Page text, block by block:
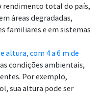
rendimento total do país,
áreas degradadas,
familiares e em sistemas
altura, com 4 a 6 m de
condições ambientais,
Por exemplo,
sua altura pode ser